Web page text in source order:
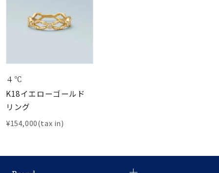
４℃
K18イエローゴールド
リング
¥154,000(tax in)